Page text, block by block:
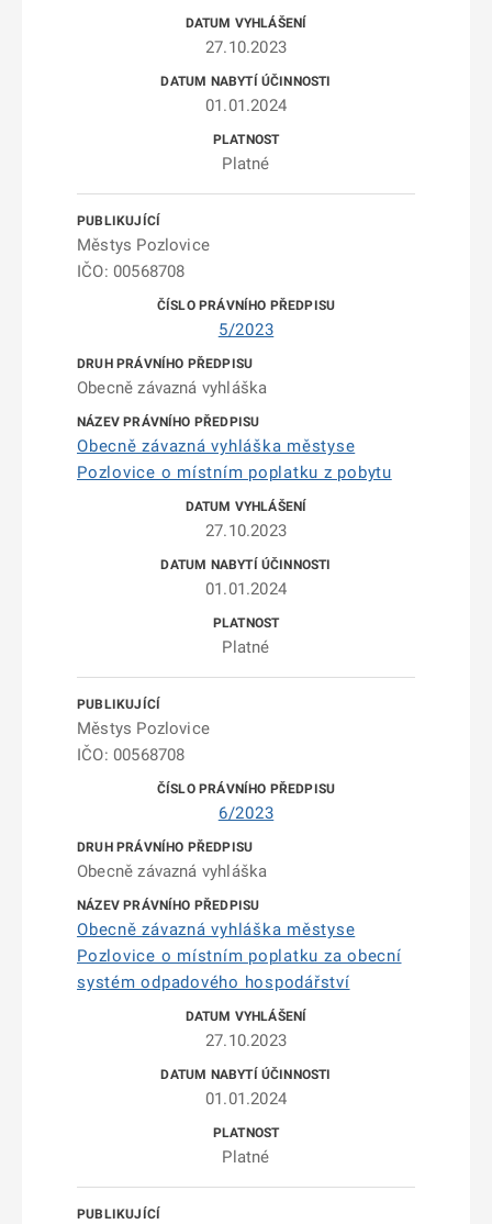
27.10.2023
01.01.2024
Platné
Městys Pozlovice
IČO: 00568708
5/2023
Obecně závazná vyhláška
Obecně závazná vyhláška městyse
Pozlovice o místním poplatku z pobytu
27.10.2023
01.01.2024
Platné
Městys Pozlovice
IČO: 00568708
6/2023
Obecně závazná vyhláška
Obecně závazná vyhláška městyse
Pozlovice o místním poplatku za obecní
systém odpadového hospodářství
27.10.2023
01.01.2024
Platné